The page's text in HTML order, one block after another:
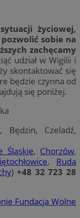
życiowej,
sobie na
zachęcamy
udział w Wigilii i
skontaktować się
będzie czynna od
się poniżej.
Będzin, Czeladź,
Śląskie, Chorzów,
, Ruda
)+48 32 723 28
Fundacja Wolne